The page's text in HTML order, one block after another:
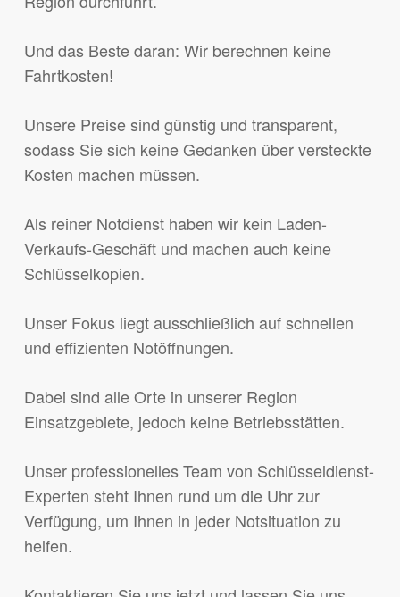
Und das Beste daran: Wir berechnen keine
Fahrtkosten!
Unsere Preise sind günstig und transparent,
sodass Sie sich keine Gedanken über versteckte
Kosten machen müssen.
Als reiner Notdienst haben wir kein Laden-
Verkaufs-Geschäft und machen auch keine
Schlüsselkopien.
Unser Fokus liegt ausschließlich auf schnellen
und effizienten Notöffnungen.
Dabei sind alle Orte in unserer Region
Einsatzgebiete, jedoch keine Betriebsstätten.
Unser professionelles Team von Schlüsseldienst-
Experten steht Ihnen rund um die Uhr zur
Verfügung, um Ihnen in jeder Notsituation zu
helfen.